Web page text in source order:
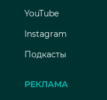
YouTube
Instagram
Подкасты
РЕКЛАМА